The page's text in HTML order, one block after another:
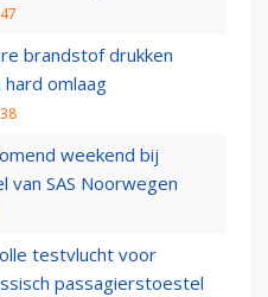
brandstof drukken
omlaag
weekend bij
van SAS Noorwegen
testvlucht voor
passagierstoestel